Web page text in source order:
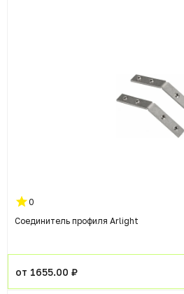
0
Соединитель профиля Arlight
от 1655.00 ₽